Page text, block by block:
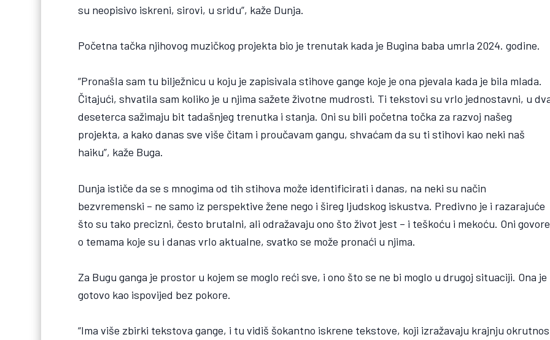
su neopisivo iskreni, sirovi, u sridu”, kaže Dunja.
Početna tačka njihovog muzičkog projekta bio je trenutak kada je Bugina baba umrla 2024. godine.
“Pronašla sam tu bilježnicu u koju je zapisivala stihove gange koje je ona pjevala kada je bila mlada.
Čitajući, shvatila sam koliko je u njima sažete životne mudrosti. Ti tekstovi su vrlo jednostavni, u
deseterca sažimaju bit tadašnjeg trenutka i stanja. Oni su bili početna točka za razvoj našeg
projekta, a kako danas sve više čitam i proučavam gangu, shvaćam da su ti stihovi kao neki naš
haiku”, kaže Buga.
Dunja ističe da se s mnogima od tih stihova može identificirati i danas, na neki su način
bezvremenski – ne samo iz perspektive žene nego i šireg ljudskog iskustva. Predivno je i razarajuće
što su tako precizni, često brutalni, ali odražavaju ono što život jest – i teškoću i mekoću. Oni govore
o temama koje su i danas vrlo aktualne, svatko se može pronaći u njima.
Za Bugu ganga je prostor u kojem se moglo reći sve, i ono što se ne bi moglo u drugoj situaciji. Ona je
gotovo kao ispovijed bez pokore.
“Ima više zbirki tekstova gange, i tu vidiš šokantno iskrene tekstove, koji izražavaju krajnju